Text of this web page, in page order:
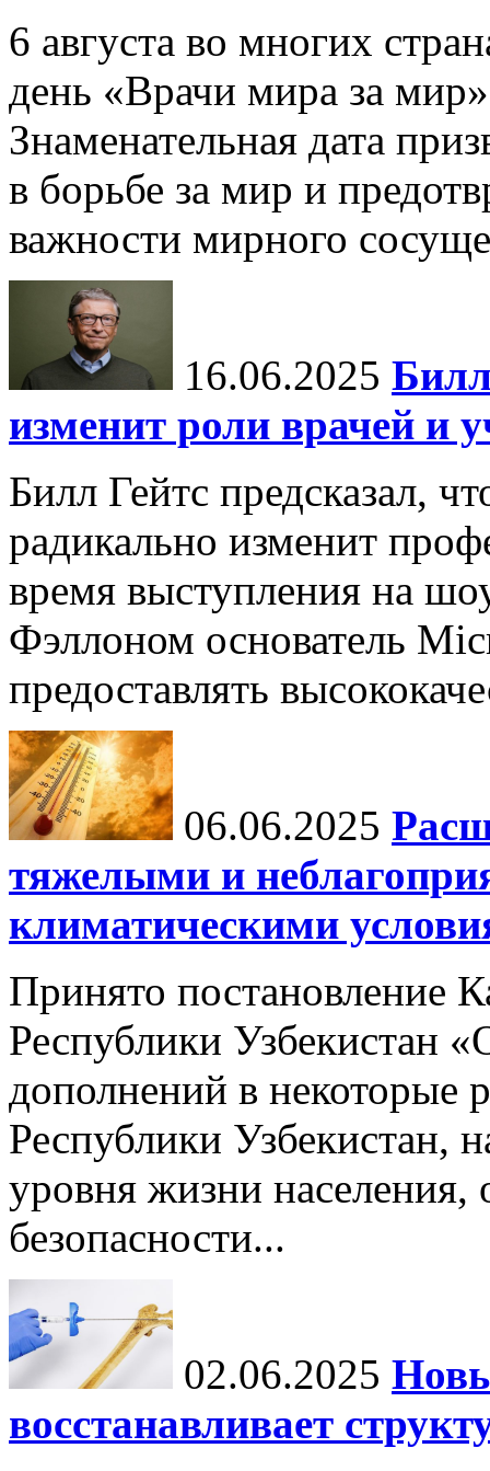
6 августа во многих
день «Врачи мира за
Знаменательная дата
в борьбе за мир и
важности мирного
16.06.2025
изменит роли врачей и
Билл Гейтс предсказал,
радикально изменит
время выступления на
Фэллоном основатель
предоставлять
06.06.2025
тяжелыми и
климатическими
Принято постановление
Республики Узбекистан
дополнений в некоторые
Республики Узбекистан,
уровня жизни населения,
безопасности...
02.06.2025
восстанавливает